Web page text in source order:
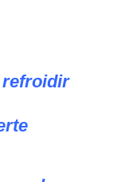
refroidir